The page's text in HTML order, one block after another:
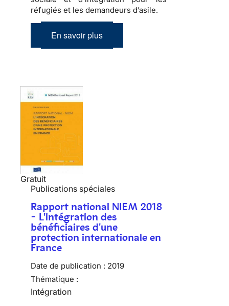
réfugiés et les demandeurs d’asile.
En savoir plus
Gratuit
Publications spéciales
Rapport national NIEM 2018
- L'intégration des
bénéficiaires d'une
protection internationale en
France
Date de publication : 2019
Thématique :
Intégration